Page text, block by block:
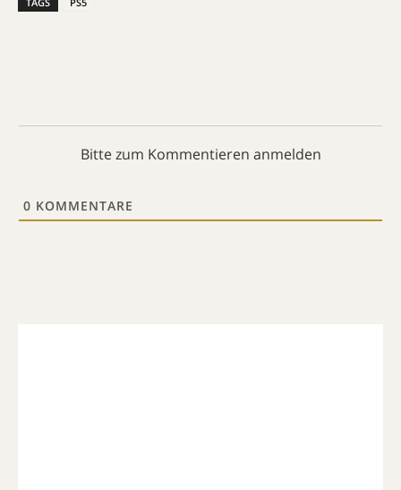
Bitte zum Kommentieren anmelden
0 KOMMENTARE